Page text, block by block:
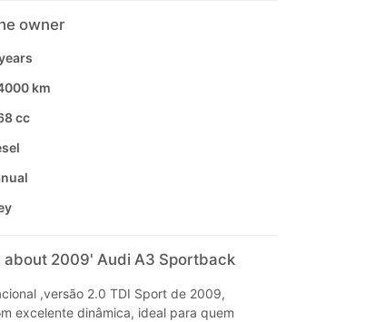
owner
km
cc
about 2009' Audi A3 Sportback
,versão 2.0 TDI Sport de 2009,
excelente dinâmica, ideal para quem